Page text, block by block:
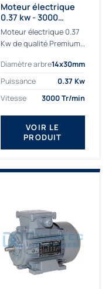
Moteur électrique
0.37 kw - 3000
Tr/min - 230/400V -
IE2
Moteur électrique 0.37
Kw de qualité Premium,
application. Notre
gamme de moteurs
exclusivement
fabriquée...
Diamètre arbre14x30mm
Puissance
0.37 Kw
Vitesse
3000 Tr/min
VOIR LE
PRODUIT